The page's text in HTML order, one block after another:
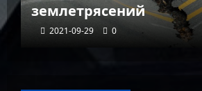
землетрясений
2021-09-29 0